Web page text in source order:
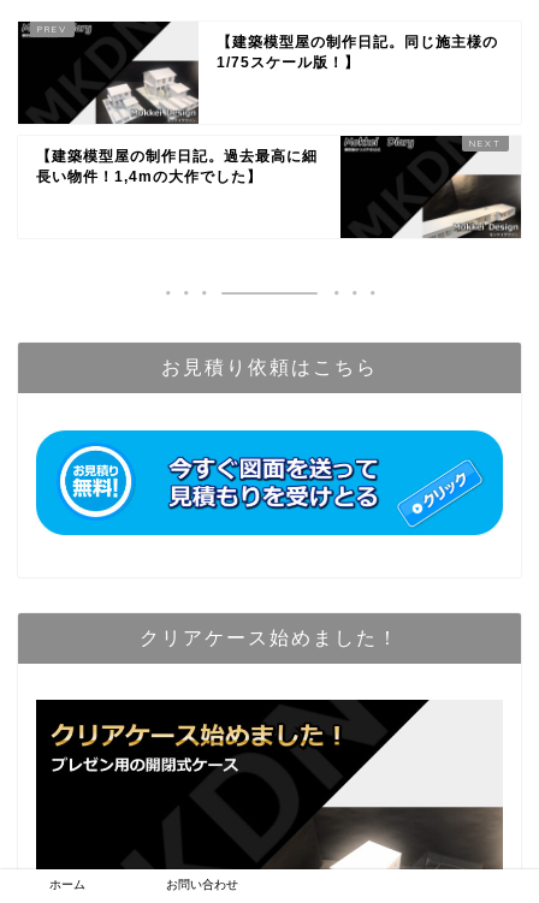
【建築模型屋の制作日記。同じ施主様の
1/75スケール版！】
【建築模型屋の制作日記。過去最高に細
長い物件！1,4mの大作でした】
お見積り依頼はこちら
クリアケース始めました！
ホーム お問い合わせ